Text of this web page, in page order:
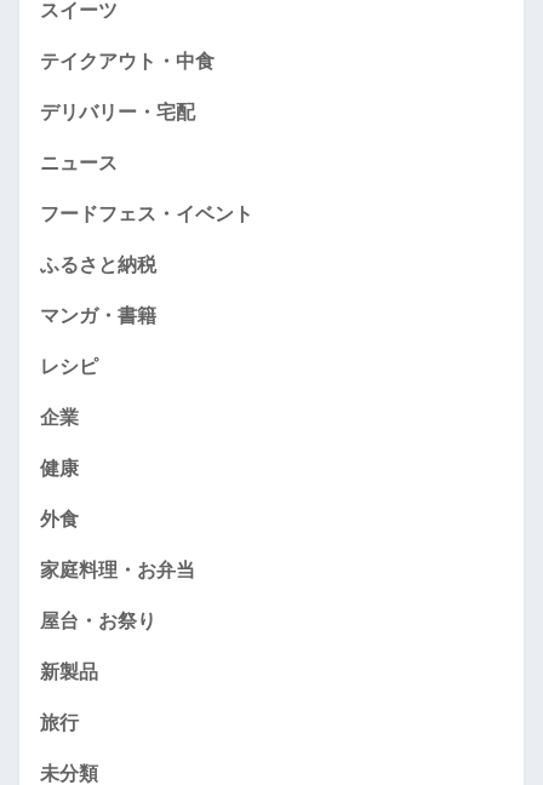
スイーツ
テイクアウト・中食
デリバリー・宅配
ニュース
フードフェス・イベント
ふるさと納税
マンガ・書籍
レシピ
企業
健康
外食
家庭料理・お弁当
屋台・お祭り
新製品
旅行
未分類